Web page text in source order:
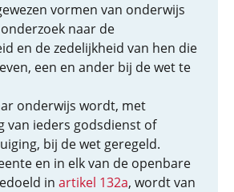
vormen van onderwijs
naar de
en de zedelijkheid van hen die
een en ander bij de wet te
onderwijs wordt, met
van ieders godsdienst of
bij de wet geregeld.
en in elk van de openbare
in artikel 132a, wordt van